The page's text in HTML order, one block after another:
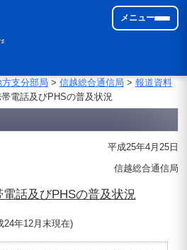
メニュー
方支分部局 > 信越総合通信局 > 報道資料
電話及びPHSの普及状況
平成25年4月25日
信越総合通信局
話及びPHSの普及状況
24年12月末現在)